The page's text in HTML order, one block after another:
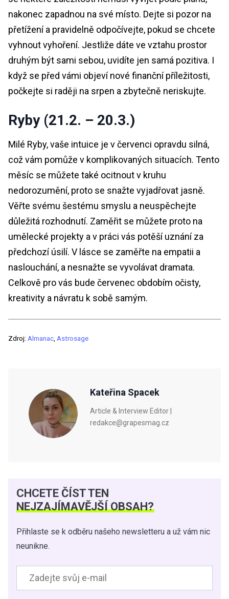
nakonec zapadnou na své místo. Dejte si pozor na
přetížení a pravidelně odpočívejte, pokud se chcete
vyhnout vyhoření. Jestliže dáte ve vztahu prostor
druhým být sami sebou, uvidíte jen samá pozitiva. I
když se před vámi objeví nové finanční příležitosti,
počkejte si raději na srpen a zbytečně neriskujte.
Ryby (21.2. – 20.3.)
Milé Ryby, vaše intuice je v červenci opravdu silná,
což vám pomůže v komplikovaných situacích. Tento
měsíc se můžete také ocitnout v kruhu
nedorozumění, proto se snažte vyjadřovat jasně.
Věřte svému šestému smyslu a neuspěchejte
důležitá rozhodnutí. Zaměřit se můžete proto na
umělecké projekty a v práci vás potěší uznání za
předchozí úsilí. V lásce se zaměřte na empatii a
naslouchání, a nesnažte se vyvolávat dramata.
Celkově pro vás bude červenec obdobím očisty,
kreativity a návratu k sobě samým.
Zdroj: Almanac Astrosage
Kateřina Spacek
Article & Interview Editor |
redakce@grapesmag.cz
CHCETE ČÍST TEN
NEJZAJÍMAVĚJŠÍ OBSAH?
Přihlaste se k odběru našeho newsletteru a už vám nic
neunikne.